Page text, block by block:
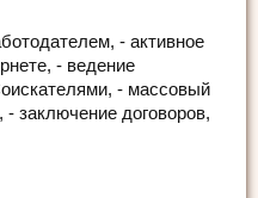
- активное
- ведение
- массовый
- заключение договоров,